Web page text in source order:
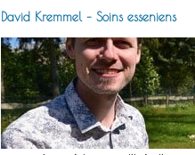
David Kremmel – Soins esseniens